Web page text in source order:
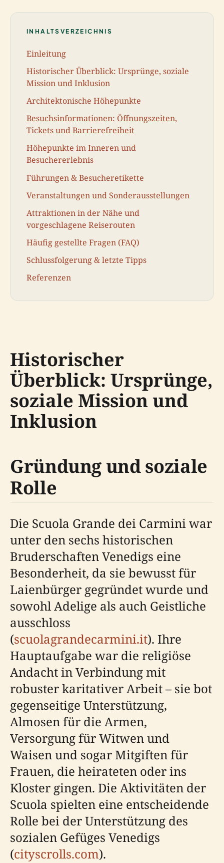
INHALTSVERZEICHNIS
Einleitung
Historischer Überblick: Ursprünge, soziale
Mission und Inklusion
Architektonische Höhepunkte
Besuchsinformationen: Öffnungszeiten,
Tickets und Barrierefreiheit
Höhepunkte im Inneren und
Besuchererlebnis
Führungen & Besucheretikette
Veranstaltungen und Sonderausstellungen
Attraktionen in der Nähe und
vorgeschlagene Reiserouten
Häufig gestellte Fragen (FAQ)
Schlussfolgerung & letzte Tipps
Referenzen
Historischer
Überblick: Ursprünge,
soziale Mission und
Inklusion
Gründung und soziale
Rolle
Die Scuola Grande dei Carmini war
unter den sechs historischen
Bruderschaften Venedigs eine
Besonderheit, da sie bewusst für
Laienbürger gegründet wurde und
sowohl Adelige als auch Geistliche
ausschloss
(scuolagrandecarmini.it). Ihre
Hauptaufgabe war die religiöse
Andacht in Verbindung mit
robuster karitativer Arbeit – sie bot
gegenseitige Unterstützung,
Almosen für die Armen,
Versorgung für Witwen und
Waisen und sogar Mitgiften für
Frauen, die heirateten oder ins
Kloster gingen. Die Aktivitäten der
Scuola spielten eine entscheidende
Rolle bei der Unterstützung des
sozialen Gefüges Venedigs
(cityscrolls.com).